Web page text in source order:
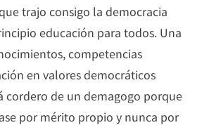
trajo consigo la democracia
educación para todos. Una
competencias
en valores democráticos
cordero de un demagogo porque
por mérito propio y nunca por